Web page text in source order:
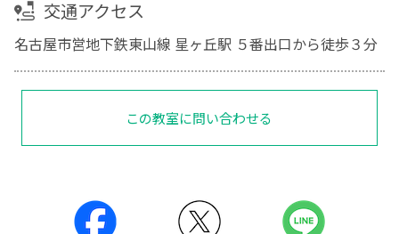
交通アクセス
名古屋市営地下鉄東山線 星ヶ丘駅 ５番出口から徒歩３分
この教室に問い合わせる